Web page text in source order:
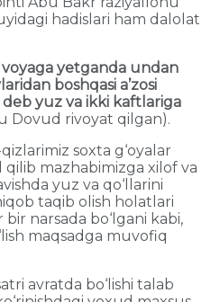
hadislari ham dalolat
voyaga yetganda undan
boshqasi a’zosi
deb yuz va ikki kaftlariga
Dovud rivoyat qilgan).
soxta g‘oyalar
qilib mazhabimizga xilof va
yuz va qo‘llarini
taqib olish holatlari
narsada bo‘lgani kabi,
maqsadga muvofiq
avratda bo‘lishi talab